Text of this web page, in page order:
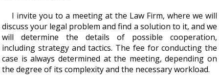
I invite you to a meeting at the Law Firm, where we will
discuss your legal problem and find a solution to it, and we
will determine the details of possible cooperation,
including strategy and tactics. The fee for conducting the
case is always determined at the meeting, depending on
the degree of its complexity and the necessary workload.